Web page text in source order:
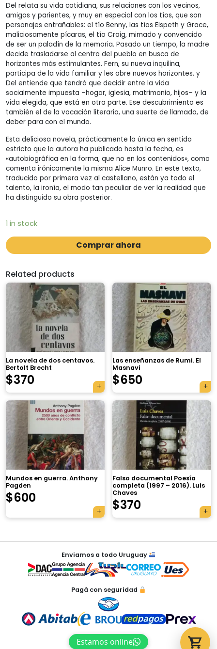
Del relata su vida cotidiana, sus relaciones con los vecinos,
amigos y parientes, y muy en especial con los tíos, que son
personajes entrañables: el tío Benny, las tías Elspeth y Grace,
maliciosamente pícaras, el tío Craig, mimado y convencido
de ser un paladín de la memoria. Pasado un tiempo, la madre
decide trasladarse al centro del pueblo en busca de
horizontes más estimulantes. Fern, su nueva inquilina,
participa de la vida familiar y les abre nuevos horizontes, y
Del entiende que tendrá que decidir entre la vida
socialmente impuesta –hogar, iglesia, matrimonio, hijos– y la
vida elegida, que está en otra parte. Ese descubrimiento es
también el de la vocación literaria, una suerte de llamada, de
deber para con el mundo.
Esta deliciosa novela, prácticamente la única en sentido
estricto que la autora ha publicado hasta la fecha, es
«autobiográfica en la forma, que no en los contenidos», como
comenta irónicamente la misma Alice Munro. En este texto,
traducido por primera vez al castellano, están ya todo el
talento, la ironía, el modo tan peculiar de ver la realidad que
ha distinguido su obra posterior.
1 in stock
Comprar ahora
Related products
La novela de dos centavos.
Bertolt Brecht
$370
Las enseñanzas de Rumi. El
Masnavi
$650
Mundos en guerra. Anthony
Pagden
$600
Falso documental Poesía
completa (1997 – 2016). Luis
Chaves
$370
Navegación
entradas
Enviamos a todo Uruguay
Pagá con seguridad
Estamos online
×
Tu carrito está vacío.
Agregá un producto y aparecerá acá
automáticamente.